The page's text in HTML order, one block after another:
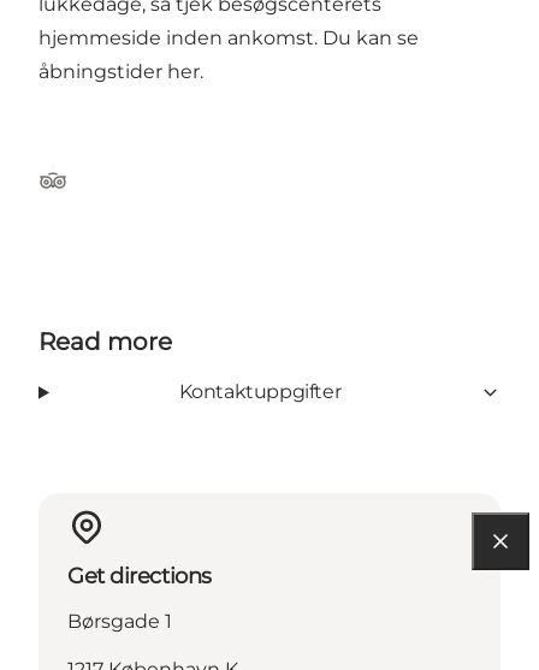
lukkedage, så tjek besøgscenterets
hjemmeside inden ankomst. Du kan se
åbningstider her.
Tripadvisor
Read more
Kontaktuppgifter
Get directions
Børsgade 1